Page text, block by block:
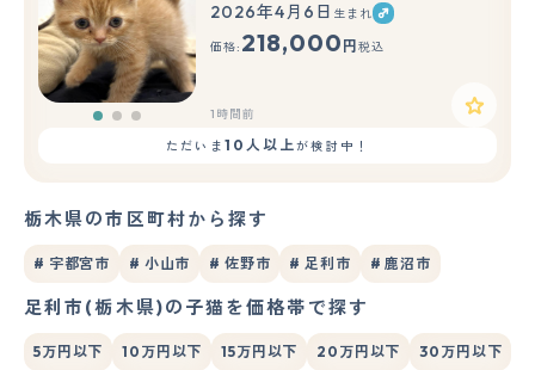
もっと見る
2026年4月6日 生まれ
価格: 218,000 円 税込
1時間前
ただいま 10人以上が検討中！
栃木県の市区町村から探す
# 宇都宮市 # 小山市 # 佐野市 # 足利市 # 鹿沼市
足利市(栃木県)の子猫を価格帯で探す
5万円以下 10万円以下 15万円以下 20万円以下 30万円以下